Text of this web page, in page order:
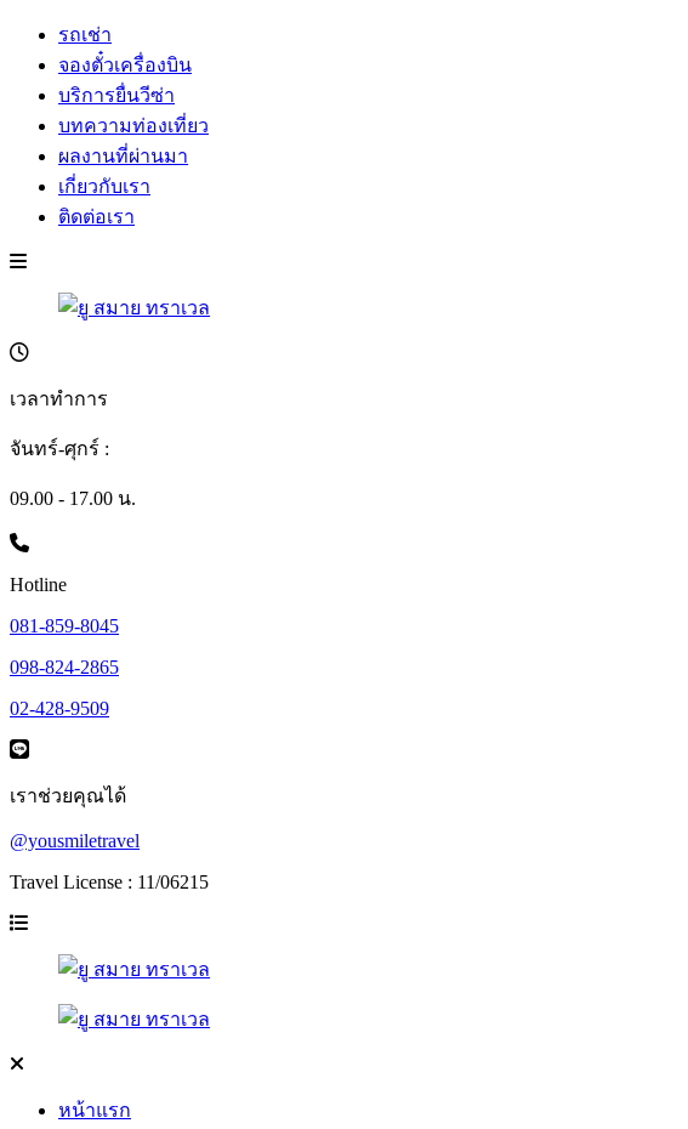
รถเช่า
จองตั๋วเครื่องบิน
บริการยื่นวีซ่า
บทความท่องเที่ยว
ผลงานที่ผ่านมา
เกี่ยวกับเรา
ติดต่อเรา
เวลาทำการ
จันทร์-ศุกร์ :
09.00 - 17.00 น.
Hotline
081-859-8045
098-824-2865
02-428-9509
เราช่วยคุณได้
@yousmiletravel
Travel License : 11/06215
หน้าแรก